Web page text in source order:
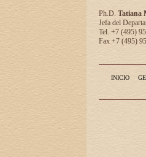
Ph.D. Tatiana
Jefa del
Tel. +7 (495)
Fax +7 (495)
INICIO